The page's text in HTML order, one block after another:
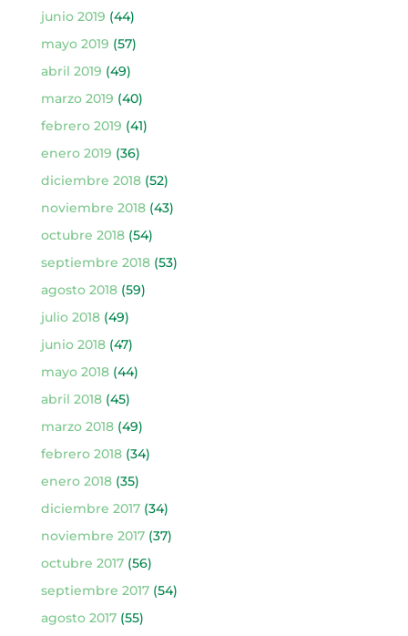
junio 2019 (44)
mayo 2019 (57)
abril 2019 (49)
marzo 2019 (40)
febrero 2019 (41)
enero 2019 (36)
diciembre 2018(52)
noviembre 2018(43)
octubre 2018(54)
septiembre 2018(53)
agosto 2018(59)
julio 2018(49)
junio 2018(47)
mayo 2018(44)
abril 2018(45)
marzo 2018(49)
febrero 2018(34)
enero 2018(35)
diciembre 2017(34)
noviembre 2017(37)
octubre 2017(56)
septiembre 2017(54)
agosto 2017(55)